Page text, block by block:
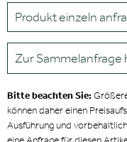
Produkt einzeln
Zur
Bitte beachten Sie:
können daher einen
Ausführung und